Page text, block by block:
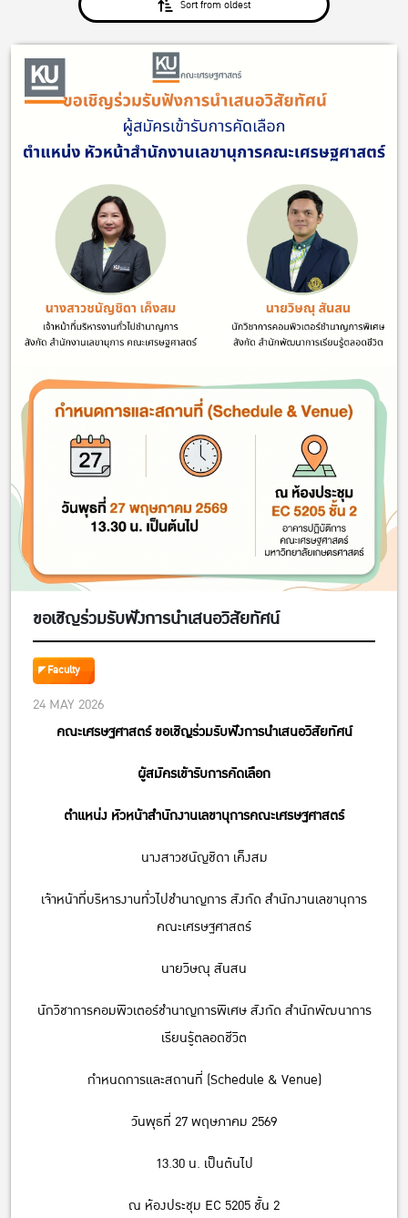
Sort from oldest
ขอเชิญร่วมรับฟังการนำเสนอวิสัยทัศน์
Faculty
24 MAY 2026
คณะเศรษฐศาสตร์ ขอเชิญร่วมรับฟังการนำเสนอวิสัยทัศน์
ผู้สมัครเข้ารับการคัดเลือก
ตำแหน่ง หัวหน้าสำนักงานเลขานุการคณะเศรษฐศาสตร์
นางสาวชนัญชิดา เค็งสม
เจ้าหน้าที่บริหารงานทั่วไปชำนาญการ สังกัด สำนักงานเลขานุการ
คณะเศรษฐศาสตร์
นายวิษณุ สันสน
นักวิชาการคอมพิวเตอร์ชำนาญการพิเศษ สังกัด สำนักพัฒนาการ
เรียนรู้ตลอดชีวิต
กำหนดการและสถานที่ (Schedule & Venue)
วันพุธที่ 27 พฤษภาคม 2569
13.30 น. เป็นต้นไป
ณ ห้องประชุม EC 5205 ชั้น 2